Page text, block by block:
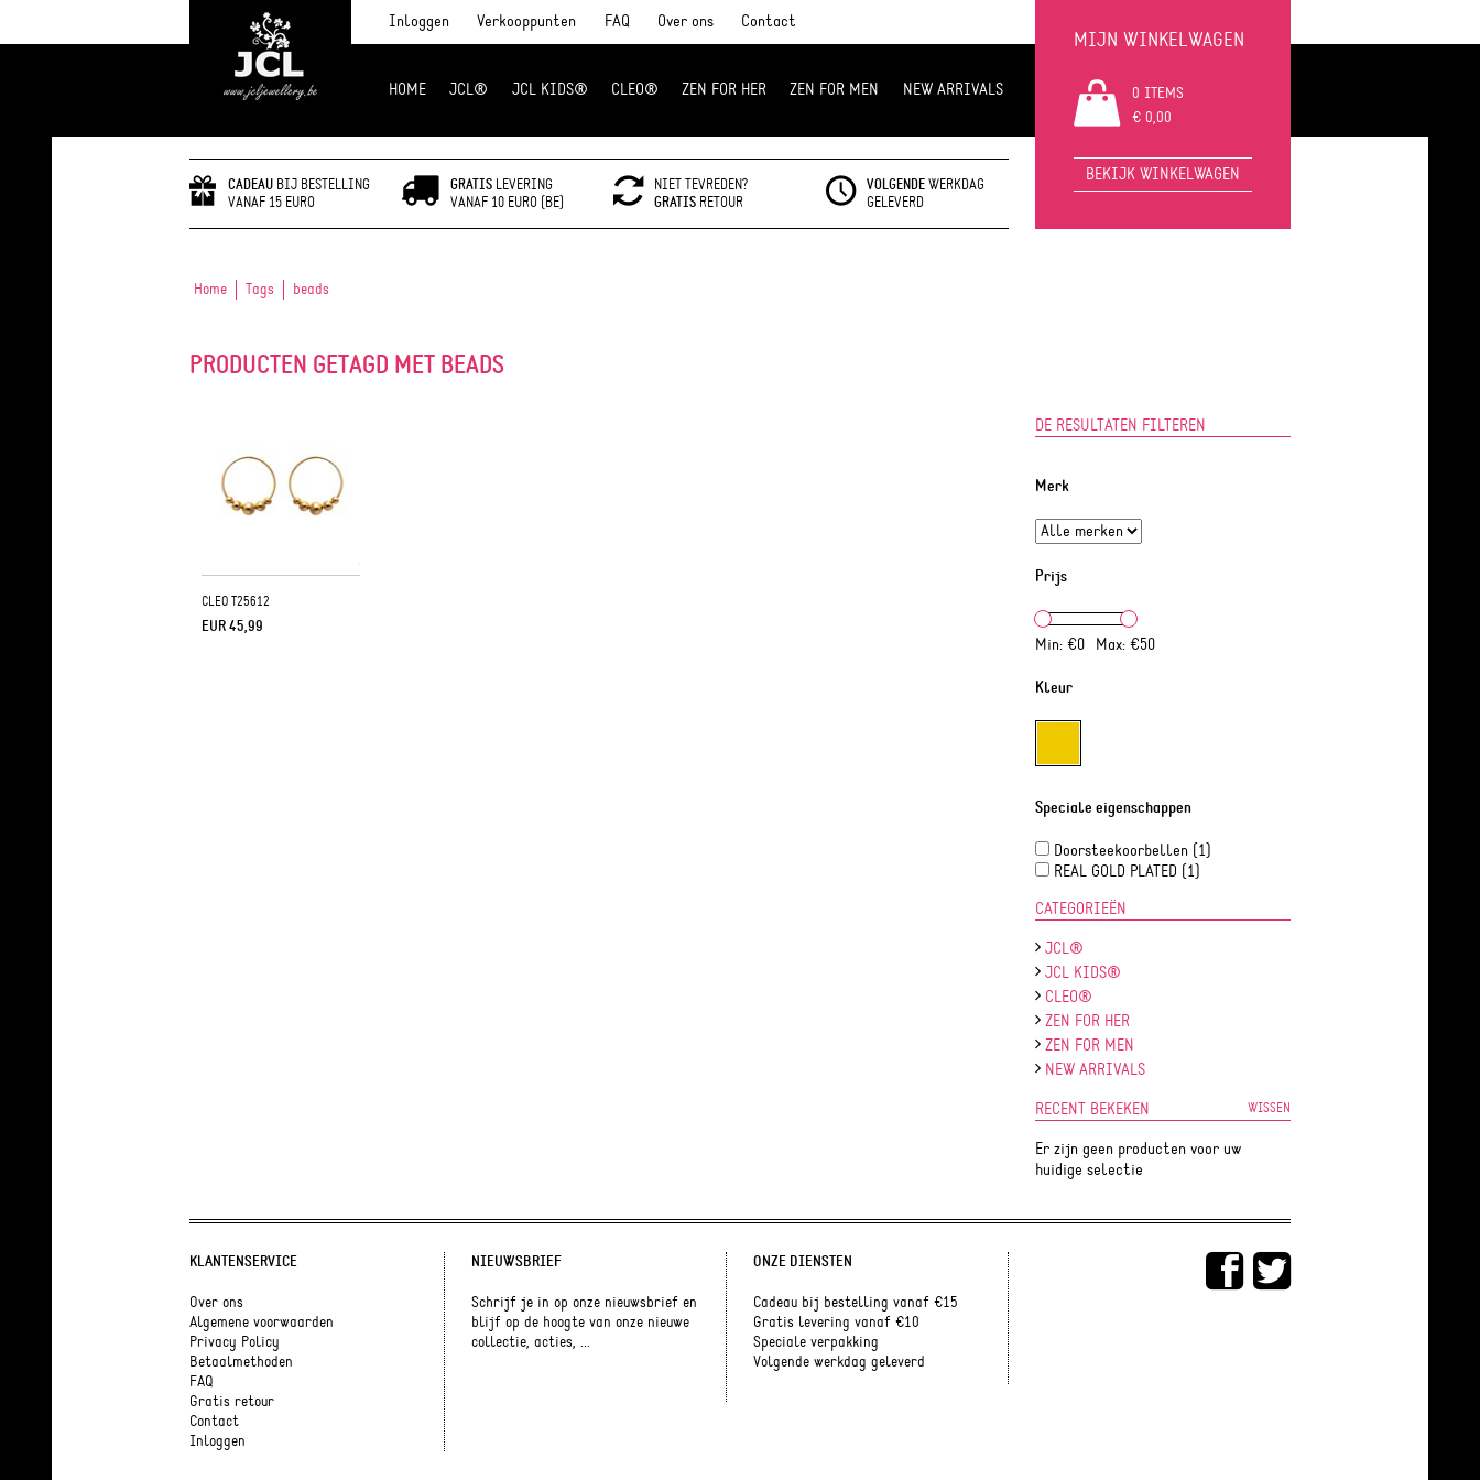
Inloggen Verkooppunten FAQ Over ons Contact
MIJN WINKELWAGEN
0 ITEMS
€ 0,00
BEKIJK WINKELWAGEN
HOME JCL® JCL KIDS® CLEO® ZEN FOR HER ZEN FOR MEN NEW ARRIVALS
CADEAU BIJ BESTELLING
VANAF 15 EURO
GRATISLEVERING
VANAF 10 EURO (BE)
NIET TEVREDEN?
GRATIS RETOUR
VOLGENDEWERKDAG
GELEVERD
Home Tags beads
PRODUCTEN GETAGD MET BEADS
CLEO T25612
EUR 45,99
DE RESULTATEN FILTEREN
Merk
Prijs
Min: €0 Max: €50
Kleur
Speciale eigenschappen
Doorsteekoorbellen (1)
REAL GOLD PLATED (1)
CATEGORIEËN
JCL®
JCL KIDS®
CLEO®
ZEN FOR HER
ZEN FOR MEN
NEW ARRIVALS
RECENT BEKEKEN
WISSEN
Er zijn geen producten voor uw
huidige selectie
KLANTENSERVICE
Over ons
Algemene voorwaarden
Privacy Policy
Betaalmethoden
FAQ
Gratis retour
Contact
Inloggen
NIEUWSBRIEF
Schrijf je in op onze nieuwsbrief en
blijf op de hoogte van onze nieuwe
collectie, acties, ...
ONZE DIENSTEN
Cadeau bij bestelling vanaf €15
Gratis levering vanaf €10
Speciale verpakking
Volgende werkdag geleverd